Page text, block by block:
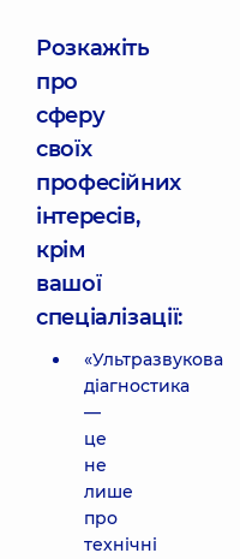
Розкажіть
про
сферу
своїх
професійних
інтересів,
крім
вашої
спеціалізації:
«Ультразвукова
діагностика
—
це
не
лише
про
технічні